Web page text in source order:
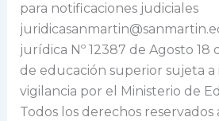
para notificaciones judiciales
jurídica Nº 12387 de Agosto 18
de educación superior sujeta a
vigilancia por el Ministerio de
Todos los derechos reservados